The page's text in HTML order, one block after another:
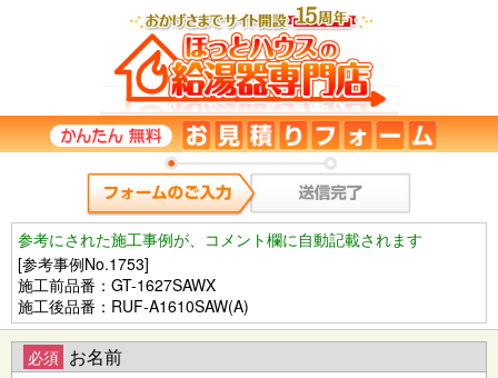
参考にされた施工事例が、コメント欄に自動記載されます
[参考事例No.1753]
施工前品番：GT-1627SAWX
施工後品番：RUF-A1610SAW(A)
必須 お名前